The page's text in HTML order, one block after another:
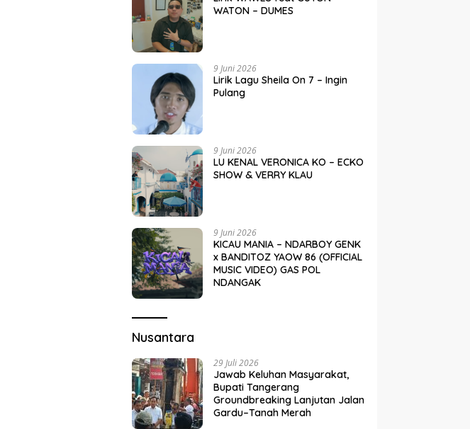
WATON – DUMES
9 Juni 2026
Lirik Lagu Sheila On 7 – Ingin
Pulang
9 Juni 2026
LU KENAL VERONICA KO – ECKO
SHOW & VERRY KLAU
9 Juni 2026
KICAU MANIA – NDARBOY GENK
x BANDITOZ YAOW 86 (OFFICIAL
MUSIC VIDEO) GAS POL
NDANGAK
Nusantara
29 Juli 2026
Jawab Keluhan Masyarakat,
Bupati Tangerang
Groundbreaking Lanjutan Jalan
Gardu–Tanah Merah